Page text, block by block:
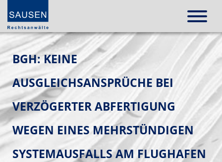
BGH: KEINE
AUSGLEICHSANSPRÜCHE BEI
VERZÖGERTER ABFERTIGUNG
WEGEN EINES MEHRSTÜNDIGEN
SYSTEMAUSFALLS AM FLUGHAFEN